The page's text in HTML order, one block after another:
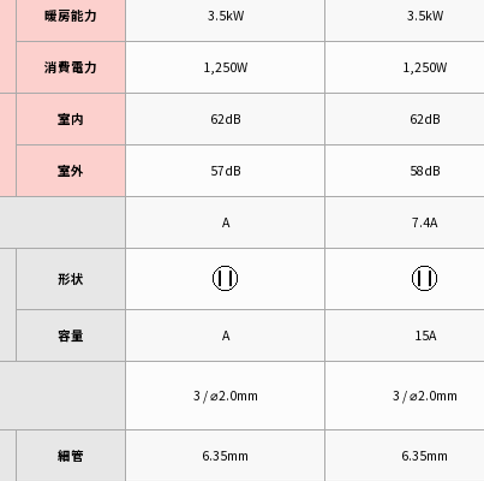
暖房能力 3.5kW 3.5kW
消費電力 1,250W 1,250W
室内 62dB 62dB
室外 57dB 58dB
A 7.4A
形状
容量 A 15A
3 / ⌀2.0mm 3 / ⌀2.0mm
細管 6.35mm 6.35mm